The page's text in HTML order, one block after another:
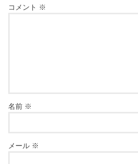
コメント ※
名前 ※
メール ※